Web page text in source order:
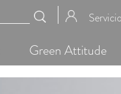
Green Attitude